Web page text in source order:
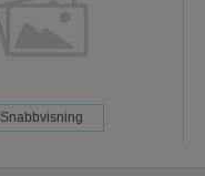
Snabbvisning